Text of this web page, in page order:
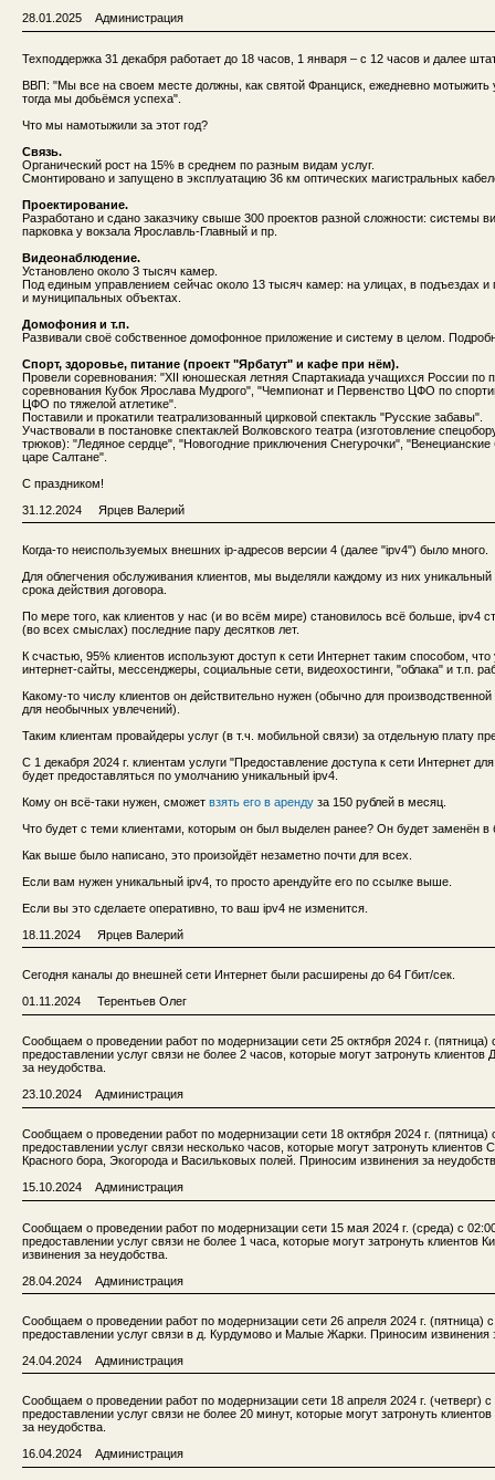
28.01.2025 Администрация
Техподдержка 31 декабря работает до 18 часов, 1 января – с 12 часов и далее
ВВП: "Мы все на своем месте должны, как святой Франциск, ежедневно мотыжить
тогда мы добьёмся успеха".
Что мы намотыжили за этот год?
Связь.
Органический рост на 15% в среднем по разным видам услуг.
Смонтировано и запущено в эксплуатацию 36 км оптических магистральных
Проектирование.
Разработано и сдано заказчику свыше 300 проектов разной сложности: системы
парковка у вокзала Ярославль-Главный и пр.
Видеонаблюдение.
Установлено около 3 тысяч камер.
Под единым управлением сейчас около 13 тысяч камер: на улицах, в подъездах
и муниципальных объектах.
Домофония и т.п.
Развивали своё собственное домофонное приложение и систему в целом.
Спорт, здоровье, питание (проект "Ярбатут" и кафе при нём).
Провели соревнования: "XII юношеская летняя Спартакиада учащихся России по
соревнования Кубок Ярослава Мудрого", "Чемпионат и Первенство ЦФО по
ЦФО по тяжелой атлетике".
Поставили и прокатили театрализованный цирковой спектакль "Русские забавы".
Участвовали в постановке спектаклей Волковского театра (изготовление
трюков): "Ледяное сердце", "Новогодние приключения Снегурочки",
царе Салтане".
С праздником!
31.12.2024 Ярцев Валерий
Когда-то неиспользуемых внешних ip-адресов версии 4 (далее "ipv4") было много.
Для облегчения обслуживания клиентов, мы выделяли каждому из них
срока действия договора.
По мере того, как клиентов у нас (и во всём мире) становилось всё больше, ipv4
(во всех смыслах) последние пару десятков лет.
К счастью, 95% клиентов используют доступ к сети Интернет таким способом,
интернет-сайты, мессенджеры, социальные сети, видеохостинги, "облака" и т.п.
Какому-то числу клиентов он действительно нужен (обычно для
для необычных увлечений).
Таким клиентам провайдеры услуг (в т.ч. мобильной связи) за отдельную плату
С 1 декабря 2024 г. клиентам услуги "Предоставление доступа к сети Интернет
будет предоставляться по умолчанию уникальный ipv4.
Кому он всё-таки нужен, сможет взять его в аренду за 150 рублей в месяц.
Что будет с теми клиентами, которым он был выделен ранее? Он будет заменён
Как выше было написано, это произойдёт незаметно почти для всех.
Если вам нужен уникальный ipv4, то просто арендуйте его по ссылке выше.
Если вы это сделаете оперативно, то ваш ipv4 не изменится.
18.11.2024 Ярцев Валерий
Сегодня каналы до внешней сети Интернет были расширены до 64 Гбит/сек.
01.11.2024 Терентьев Олег
Сообщаем о проведении работ по модернизации сети 25 октября 2024 г.
предоставлении услуг связи не более 2 часов, которые могут затронуть
за неудобства.
23.10.2024 Администрация
Сообщаем о проведении работ по модернизации сети 18 октября 2024 г.
предоставлении услуг связи несколько часов, которые могут затронуть
Красного бора, Экогорода и Васильковых полей. Приносим извинения за
15.10.2024 Администрация
Сообщаем о проведении работ по модернизации сети 15 мая 2024 г. (среда) с
предоставлении услуг связи не более 1 часа, которые могут затронуть клиентов
извинения за неудобства.
28.04.2024 Администрация
Сообщаем о проведении работ по модернизации сети 26 апреля 2024 г. (пятница)
предоставлении услуг связи в д. Курдумово и Малые Жарки. Приносим извинения
24.04.2024 Администрация
Сообщаем о проведении работ по модернизации сети 18 апреля 2024 г.
предоставлении услуг связи не более 20 минут, которые могут затронуть
за неудобства.
16.04.2024 Администрация